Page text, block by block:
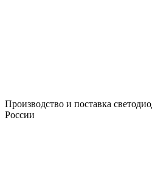
Производство и поставка
России